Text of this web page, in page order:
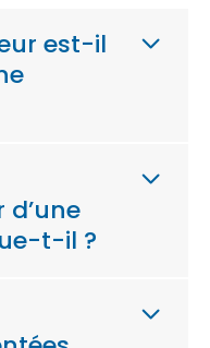
est-il
t-il ?